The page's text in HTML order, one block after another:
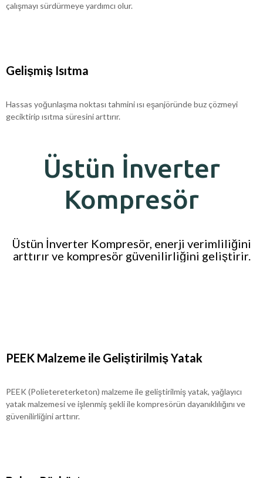
çalışmayı sürdürmeye yardımcı olur.
Gelişmiş Isıtma
Hassas yoğunlaşma noktası tahmini ısı eşanjöründe buz çözmeyi
geciktirip ısıtma süresini arttırır.
Üstün İnverter
Kompresör
Üstün İnverter Kompresör, enerji verimliliğini
arttırır ve kompresör güvenilirliğini geliştirir.
PEEK Malzeme ile Geliştirilmiş Yatak
PEEK (Polietereterketon) malzeme ile geliştirilmiş yatak, yağlayıcı
yatak malzemesi ve işlenmiş şekli ile kompresörün dayanıklılığını ve
güvenilirliğini arttırır.